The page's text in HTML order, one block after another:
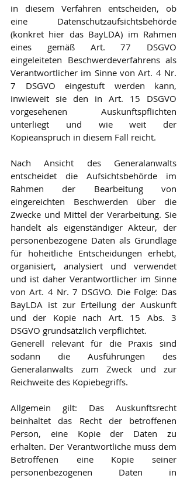
in diesem Verfahren entscheiden, ob
eine Datenschutzaufsichtsbehörde
(konkret hier das BayLDA) im Rahmen
eines gemäß Art. 77 DSGVO
eingeleiteten Beschwerdeverfahrens als
Verantwortlicher im Sinne von Art. 4 Nr.
7 DSGVO eingestuft werden kann,
inwieweit sie den in Art. 15 DSGVO
vorgesehenen Auskunftspflichten
unterliegt und wie weit der
Kopieanspruch in diesem Fall reicht.
Nach Ansicht des Generalanwalts
entscheidet die Aufsichtsbehörde im
Rahmen der Bearbeitung von
eingereichten Beschwerden über die
Zwecke und Mittel der Verarbeitung. Sie
handelt als eigenständiger Akteur, der
personenbezogene Daten als Grundlage
für hoheitliche Entscheidungen erhebt,
organisiert, analysiert und verwendet
und ist daher Verantwortlicher im Sinne
von Art. 4 Nr. 7 DSGVO. Die Folge: Das
BayLDA ist zur Erteilung der Auskunft
und der Kopie nach Art. 15 Abs. 3
DSGVO grundsätzlich verpflichtet.
Generell relevant für die Praxis sind
sodann die Ausführungen des
Generalanwalts zum Zweck und zur
Reichweite des Kopiebegriffs.
Allgemein gilt: Das Auskunftsrecht
beinhaltet das Recht der betroffenen
Person, eine Kopie der Daten zu
erhalten. Der Verantwortliche muss dem
Betroffenen eine Kopie seiner
personenbezogenen Daten in